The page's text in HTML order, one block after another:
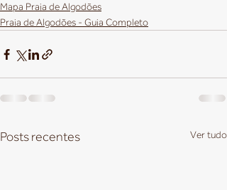
Mapa Praia de Algodões
Praia de Algodões - Guia Completo
Posts recentes Ver tudo